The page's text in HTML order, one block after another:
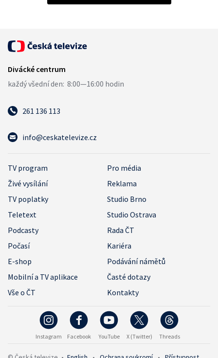
261 136 113
info@ceskatelevize.cz
TV program
Pro média
Živé vysílání
Reklama
TV poplatky
Studio Brno
Teletext
Studio Ostrava
Podcasty
Rada ČT
Počasí
Kariéra
E-shop
Podávání námětů
Mobilní a TV aplikace
Časté dotazy
Vše o ČT
Kontakty
Instagram Facebook YouTube X (Twitter) Threads